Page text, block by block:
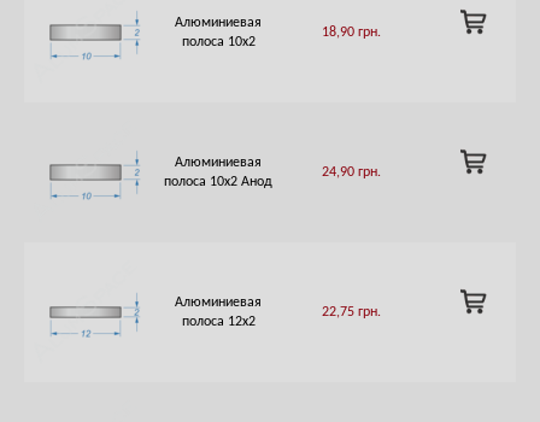
Алюминиевая
полоса 10х2
18,90 грн.
ADD
TO
Алюминиевая
полоса 10х2 Анод
24,90 грн.
ADD
TO
Алюминиевая
полоса 12х2
22,75 грн.
ADD
TO